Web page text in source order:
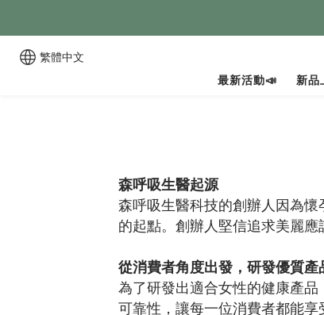
繁體中文
最新活動📣
新品
森呼吸生醫起源
森呼吸生醫科技的創辦人因為
的起點。創辦人堅信追求美麗
從消費者角度出發，研發優質產
為了研發出適合女性的健康產
可靠性，讓每一位消費者都能